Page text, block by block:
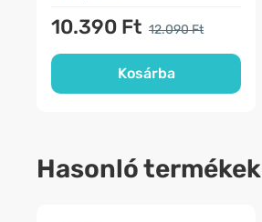
10.390 Ft 12.090 Ft
Kosárba
Hasonló termékek